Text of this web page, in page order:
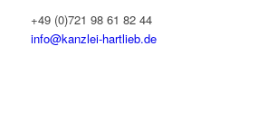
+49 (0)721 98 61 82 44
info@kanzlei-hartlieb.de